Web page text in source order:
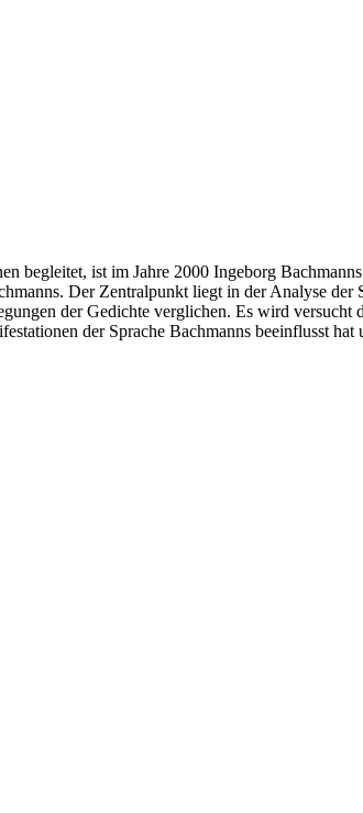
begleitet, ist im Jahre 2000 Ingeborg
Der Zentralpunkt liegt in der Analyse
der Gedichte verglichen. Es wird
der Sprache Bachmanns beeinflusst